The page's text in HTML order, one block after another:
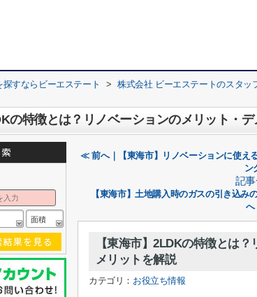
すならビーエステート > 株式会社 ビーエステートのスタッ
の特徴とは？リノベーションのメリット・
≪ 前へ｜【東海市】リノベーションに使え
ン
記
【東海市】土地購入時のガスの引き込
【東海市】2LDKの特徴とは
メリットを解説
カテゴリ： お役立ち情報
面積